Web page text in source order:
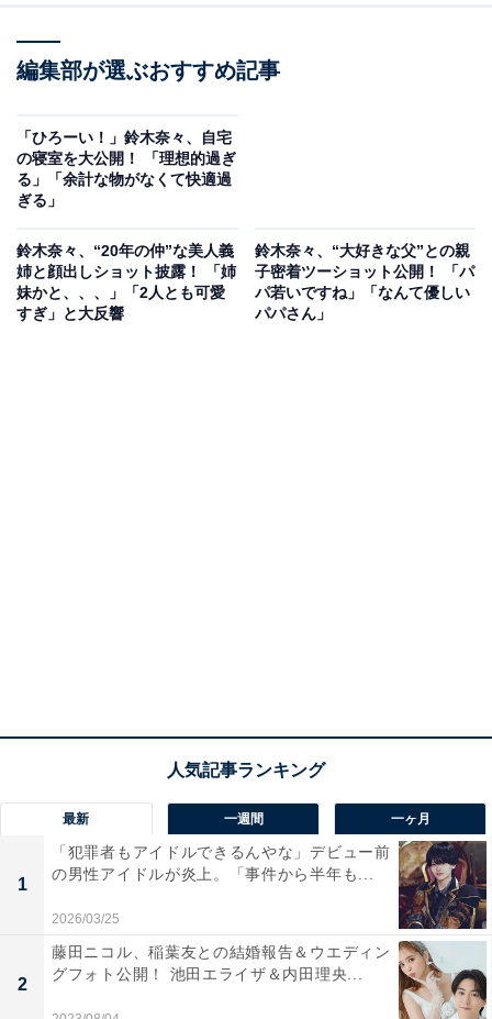
編集部が選ぶおすすめ記事
「ひろーい！」鈴木奈々、自宅
の寝室を大公開！ 「理想的過ぎ
る」「余計な物がなくて快適過
ぎる」
鈴木奈々、“20年の仲”な美人義
姉と顔出しショット披露！ 「姉
妹かと、、、」「2人とも可愛
すぎ」と大反響
鈴木奈々、“大好きな父”との親
子密着ツーショット公開！ 「パ
パ若いですね」「なんて優しい
パパさん」
最新 一週間 一ヶ月
1
「犯罪者もアイドルできるんやな」デビュー前
の男性アイドルが炎上。「事件から半年も...
2026/03/25
2
藤田ニコル、稲葉友との結婚報告＆ウエディン
グフォト公開！ 池田エライザ＆内田理央...